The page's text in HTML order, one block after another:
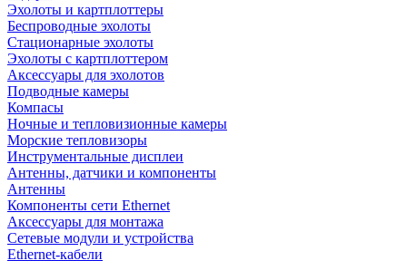
Эхолоты и картплоттеры
Беспроводные эхолоты
Стационарные эхолоты
Эхолоты с картплоттером
Аксессуары для эхолотов
Подводные камеры
Компасы
Ночные и тепловизионные камеры
Морские тепловизоры
Инструментальные дисплеи
Антенны, датчики и компоненты
Антенны
Компоненты сети Ethernet
Аксессуары для монтажа
Сетевые модули и устройства
Ethernet-кабели